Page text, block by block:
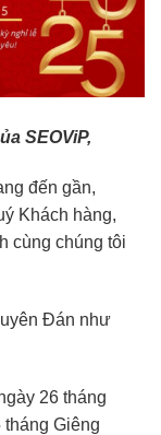
SEOViP,
đến gần,
Khách hàng,
cùng chúng tôi
Đán như
26 tháng
tháng Giêng